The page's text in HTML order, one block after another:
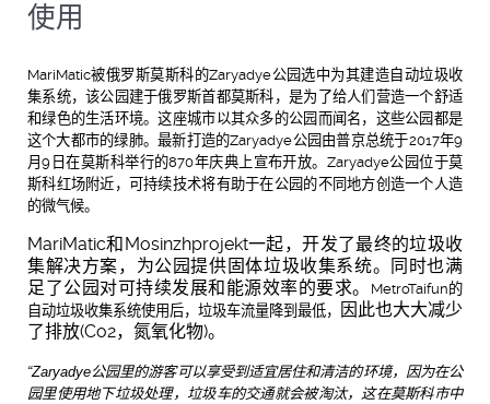
使用
MariMatic被俄罗斯莫斯科的Zaryadye公园选中为其建造自动垃圾收
集系统，该公园建于俄罗斯首都莫斯科，是为了给人们营造一个舒适
和绿色的生活环境。这座城市以其众多的公园而闻名，这些公园都是
这个大都市的绿肺。最新打造的Zaryadye公园由普京总统于2017年9
月9日在莫斯科举行的870年庆典上宣布开放。Zaryadye公园位于莫
斯科红场附近，可持续技术将有助于在公园的不同地方创造一个人造
的微气候。
MariMatic和 Mosinzhprojekt一起，开发了最终的垃圾收
集解决方案，为公园提供固体垃圾收集系统。
同时也满
足了公园对可持续发展和能源效率的要求。
MetroTaifun的
自动垃圾收集系统使用后，垃圾车流量降到最低，
因此也大大减少
了排放(Co2，氮氧化物)。
“Zaryadye公园里的游客可以享受到适宜居住和清洁的环境，因为在公
园里使用地下垃圾处理，垃圾车的交通就会被淘汰，这在莫斯科市中